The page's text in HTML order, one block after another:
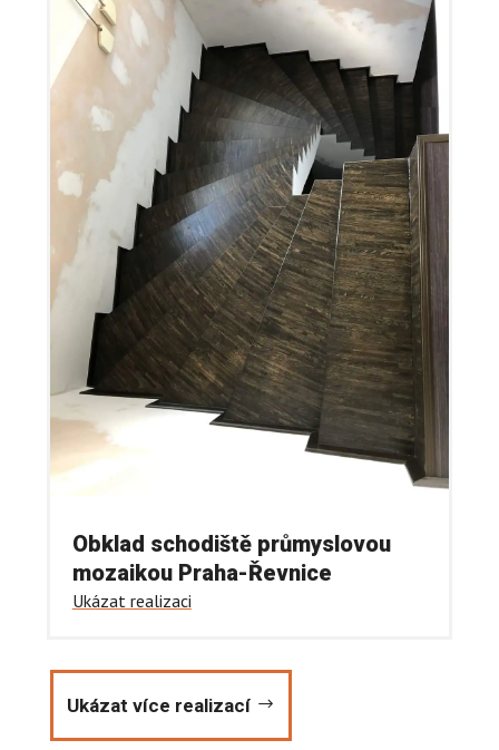
Obklad schodiště průmyslovou
mozaikou Praha-Řevnice
Ukázat realizaci
Ukázat více realizací